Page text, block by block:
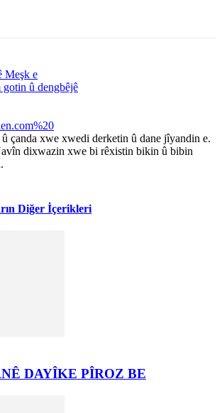
Meşk e
û dengbêjê
çanda xwe xwedi derketin û dane jîyandin e.
dixwazin xwe bi rêxistin bikin û bibin
Diğer İçerikleri
DAYÎKE PÎROZ BE